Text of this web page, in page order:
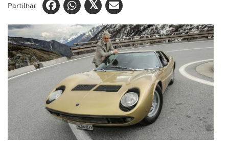
Partilhar